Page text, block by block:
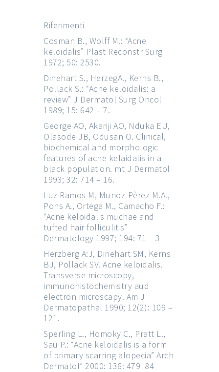
Riferimenti
Cosman B., Wolff M.: “Acne
keloidalis” Plast Reconstr Surg
1972; 50: 2530.
Dinehart S., HerzegA., Kerns B.,
Pollack S.: “Acne keloidalis: a
review” J Dermatol Surg Oncol
1989; 15: 642 – 7.
George AO, Akanji AO, Nduka EU,
Olasode JB, Odusan O. Clinical,
biochemical and morphologic
features of acne kelaidalis in a
black population. mt J Dermatol
1993; 32: 714 – 16.
Luz Ramos M, Munoz-Pèrez M.A.,
Pons A., Ortega M., Camacho F.:
“Acne keloidalis muchae and
tufted hair folliculitis”
Dermatology 1997; 194: 71 – 3
Herzberg A:J, Dinehart SM, Kerns
BJ, Pollack SV. Acne keloidalis.
Transverse microscopy,
immunohistochemistry aud
electron microscapy. Am J
Dermatopathal 1990; 12(2): 109 –
121.
Sperling L., Homoky C., Pratt L.,
Sau P.: “Acne keloidalis is a form
of primary scarring alopecia” Arch
Dermatol” 2000: 136: 479 ­ 84